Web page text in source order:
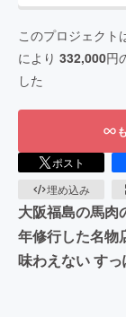
このプロジェクト
により 332,000円
した
ポスト
埋め込み
大阪福島の馬肉
年修行した名物
味わえない すっ